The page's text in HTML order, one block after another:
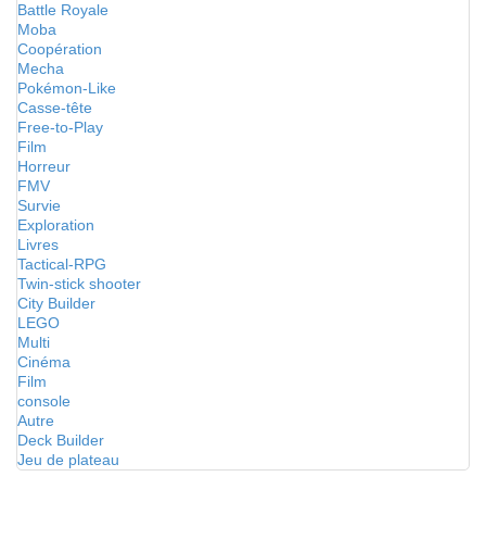
Battle Royale
Moba
Coopération
Mecha
Pokémon-Like
Casse-tête
Free-to-Play
Film
Horreur
FMV
Survie
Exploration
Livres
Tactical-RPG
Twin-stick shooter
City Builder
LEGO
Multi
Cinéma
Film
console
Autre
Deck Builder
Jeu de plateau